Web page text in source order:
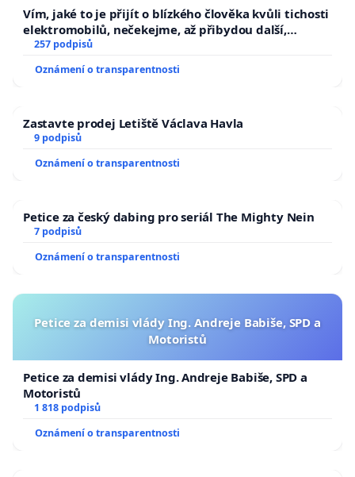
Vím, jaké to je přijít o blízkého člověka kvůli tichosti
elektromobilů, nečekejme, až přibydou další,
zaveďme slyšitelná auta!
257 podpisů
Oznámení o transparentnosti
Zastavte prodej Letiště Václava Havla
9 podpisů
Oznámení o transparentnosti
Petice za český dabing pro seriál The Mighty Nein
7 podpisů
Oznámení o transparentnosti
Petice za demisi vlády Ing. Andreje Babiše, SPD a
Motoristů
Petice za demisi vlády Ing. Andreje Babiše, SPD a
Motoristů
1 818 podpisů
Oznámení o transparentnosti